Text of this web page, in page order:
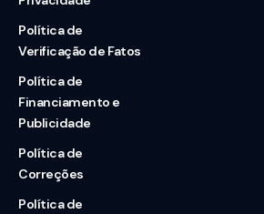
Política de
Verificação de Fatos
Política de
Financiamento e
Publicidade
Política de
Correções
Política de